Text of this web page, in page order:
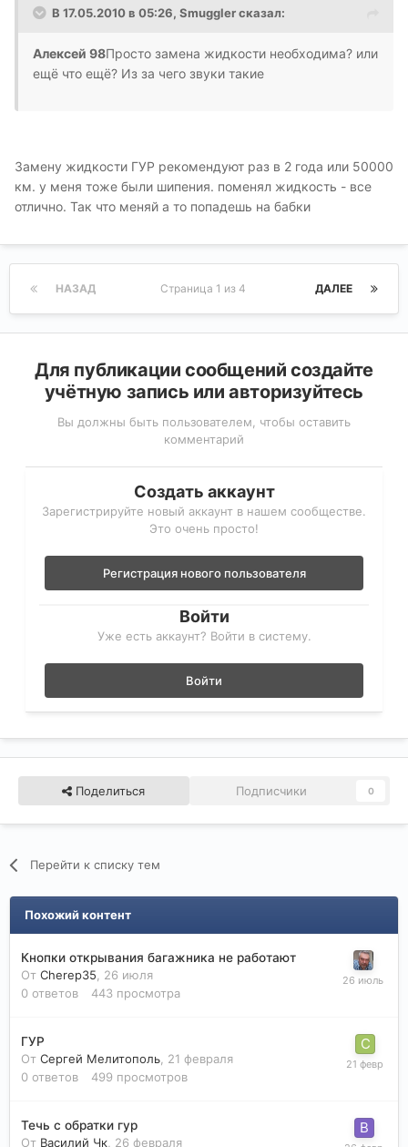
В 17.05.2010 в 05:26, Smuggler сказал:
Алексей 98Просто замена жидкости необходима? или
ещё что ещё? Из за чего звуки такие
Замену жидкости ГУР рекомендуют раз в 2 года или 50000
км. у меня тоже были шипения. поменял жидкость - все
отлично. Так что меняй а то попадешь на бабки
НАЗАД ДАЛЕЕ
Страница 1 из 4
Для публикации сообщений создайте
учётную запись или авторизуйтесь
Вы должны быть пользователем, чтобы оставить
комментарий
Создать аккаунт
Зарегистрируйте новый аккаунт в нашем сообществе.
Это очень просто!
Регистрация нового пользователя
Войти
Уже есть аккаунт? Войти в систему.
Войти
Поделиться Подписчики 0
Перейти к списку тем
Похожий контент
Кнопки открывания багажника не работают
От Cherep35
26 июля
0 ответов 443 просмотра
ГУР
От Сергей Мелитополь 21 февраля
0 ответов 499 просмотров
Течь с обратки гур
От Василий Чк 26 февраля